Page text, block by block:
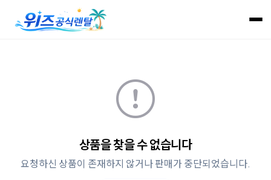
상품을 찾을 수 없습니다
요청하신 상품이 존재하지 않거나 판매가 중단되었습니다.